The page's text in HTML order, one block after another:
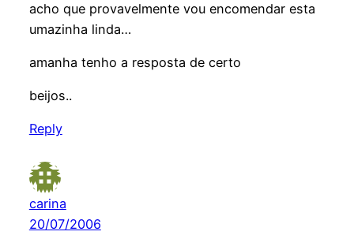
acho que provavelmente vou encomendar esta
umazinha linda…
amanha tenho a resposta de certo
beijos..
Reply
carina
20/07/2006